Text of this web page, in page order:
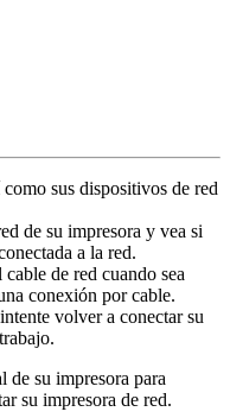
sus dispositivos de red
de su impresora y vea si
a la red.
de red cuando sea
conexión por cable.
volver a conectar su
de su impresora para
su impresora de red.